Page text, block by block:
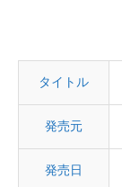
タイトル
発売元
発売日